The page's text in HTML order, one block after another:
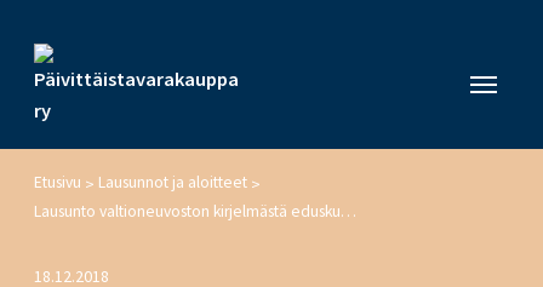
Etusivu > Lausunnot ja aloitteet >
Lausunto valtioneuvoston kirjelmästä eduskunnalle komission ehdotuksesta Euroopan parlamentin ja neuvoston asetukseksi veden uudelleenkäytön vähimmäis- vaatimuksista (veden uudelleenkäyttöasetus) U97/2018 vp
18.12.2018